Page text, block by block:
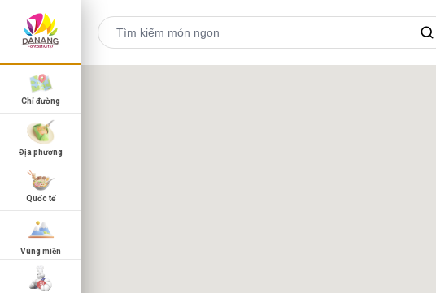
Chỉ đường
Địa phương
Quốc tế
Vùng miền